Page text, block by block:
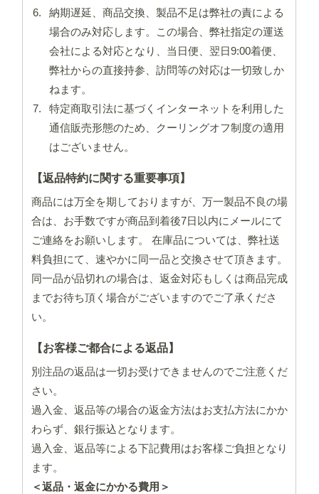
納期遅延、商品交換、製品不足は弊社の責による
場合のみ対応します。この場合、弊社指定の運送
会社による対応となり、当日便、翌日9:00着便、
弊社からの直接持参、訪問等の対応は一切致しか
ねます。
特定商取引法に基づくインターネットを利用した
通信販売形態のため、クーリングオフ制度の適用
はございません。
【返品特約に関する重要事項】
商品には万全を期しておりますが、万一製品不良の場
合は、お手数ですが商品到着後7日以内にメールにて
ご連絡をお願いします。 在庫品については、弊社送
料負担にて、速やかに同一品と交換させて頂きます。
同一品が品切れの場合は、返金対応もしくは商品完成
までお待ち頂く場合がございますのでご了承くださ
い。
【お客様ご都合による返品】
別注品の返品は一切お受けできませんのでご注意くだ
さい。
過入金、返品等の場合の返金方法はお支払方法にかか
わらず、銀行振込となります。
過入金、返品等による下記費用はお客様ご負担となり
ます。
＜返品・返金にかかる費用＞